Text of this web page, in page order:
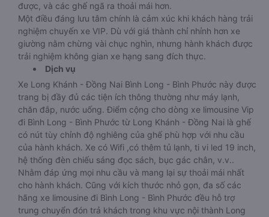
được, và các ghế ngã ra thoải mái hơn.
Một điều đáng lưu tâm chính là cảm xúc khi khách hàng trải
nghiệm chuyến xe VIP. Dù với giá thành chỉ nhỉnh hơn xe
giường nằm chừng vài chục nghìn, nhưng hành khách được
trải nghiệm không gian xe hạng sang đích thực.
Dịch vụ
Xe Long Khánh - Đồng Nai Bình Long - Bình Phước này được
trang bị đầy đủ các tiện ích thông thường như máy lạnh,
chăn đắp, nước uống. Điểm cộng cho dòng xe limousine Vip
đi Bình Long - Bình Phước từ Long Khánh - Đồng Nai là ghế
có nút tùy chỉnh độ nghiêng của ghế phù hợp với nhu cầu
của hành khách. Xe có Wifi ,có thêm tủ lạnh, ti vi led 19 inch,
hệ thống đèn chiếu sáng đọc sách, bục gác chân, v.v..
Nhằm đáp ứng mọi nhu cầu và mang lại sự thoải mái nhất
cho hành khách. Cũng với kích thước nhỏ gọn, đa số các
hãng xe limousine đi Bình Long - Bình Phước đều hỗ trợ
trung chuyển đón trả khách trong khu vực nội thành Long